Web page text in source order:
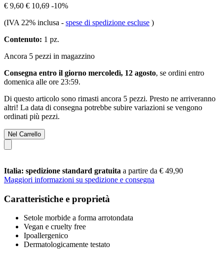
€ 9,60 € 10,69 -10%
(IVA 22% inclusa - spese di spedizione escluse )
Contenuto: 1 pz.
Ancora 5 pezzi in magazzino
Consegna entro il giorno mercoledì, 12 agosto, se ordini entro
domenica alle ore 23:59.
Di questo articolo sono rimasti ancora 5 pezzi. Presto ne arriveranno
altri! La data di consegna potrebbe subire variazioni se vengono
ordinati più pezzi.
Nel Carrello
Italia: spedizione standard gratuita a partire da € 49,90
Maggiori informazioni su spedizione e consegna
Caratteristiche e proprietà
Setole morbide a forma arrotondata
Vegan e cruelty free
Ipoallergenico
Dermatologicamente testato